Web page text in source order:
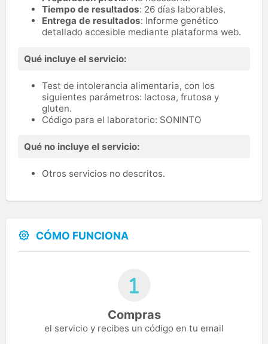
Tiempo de resultados: 26 días laborables.
Entrega de resultados: Informe genético
detallado accesible mediante plataforma web.
Qué incluye el servicio:
Test de intolerancia alimentaria, con los
siguientes parámetros: lactosa, frutosa y
gluten.
Código para el laboratorio: SONINTO
Qué no incluye el servicio:
Otros servicios no descritos.
CÓMO FUNCIONA
Compras
el servicio y recibes un código en tu email